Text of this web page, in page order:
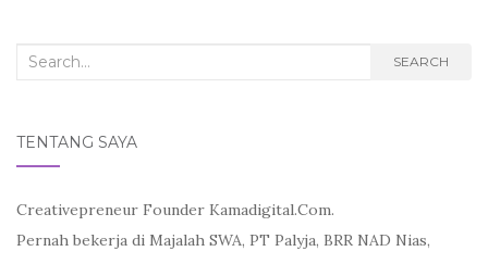
Search
SEARCH
TENTANG SAYA
Creativepreneur Founder Kamadigital.Com.
Pernah bekerja di Majalah SWA, PT Palyja, BRR NAD Nias,